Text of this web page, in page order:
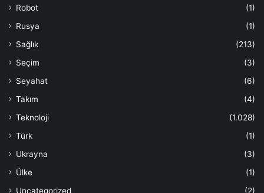
Robot
(1)
Rusya
(1)
Sağlık
(213)
Seçim
(3)
Seyahat
(6)
Takım
(4)
Teknoloji
(1.028)
Türk
(1)
Ukrayna
(3)
Ülke
(1)
Uncategorized
(2)